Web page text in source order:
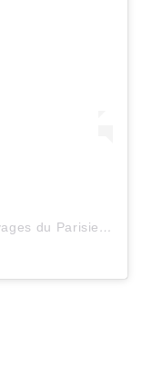
Une publication partagée par Les Voyages du ParisienHeureux (@lesvoyagesduparisienheureux)